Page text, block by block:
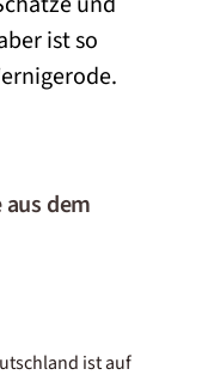
ist so
dem
ist auf